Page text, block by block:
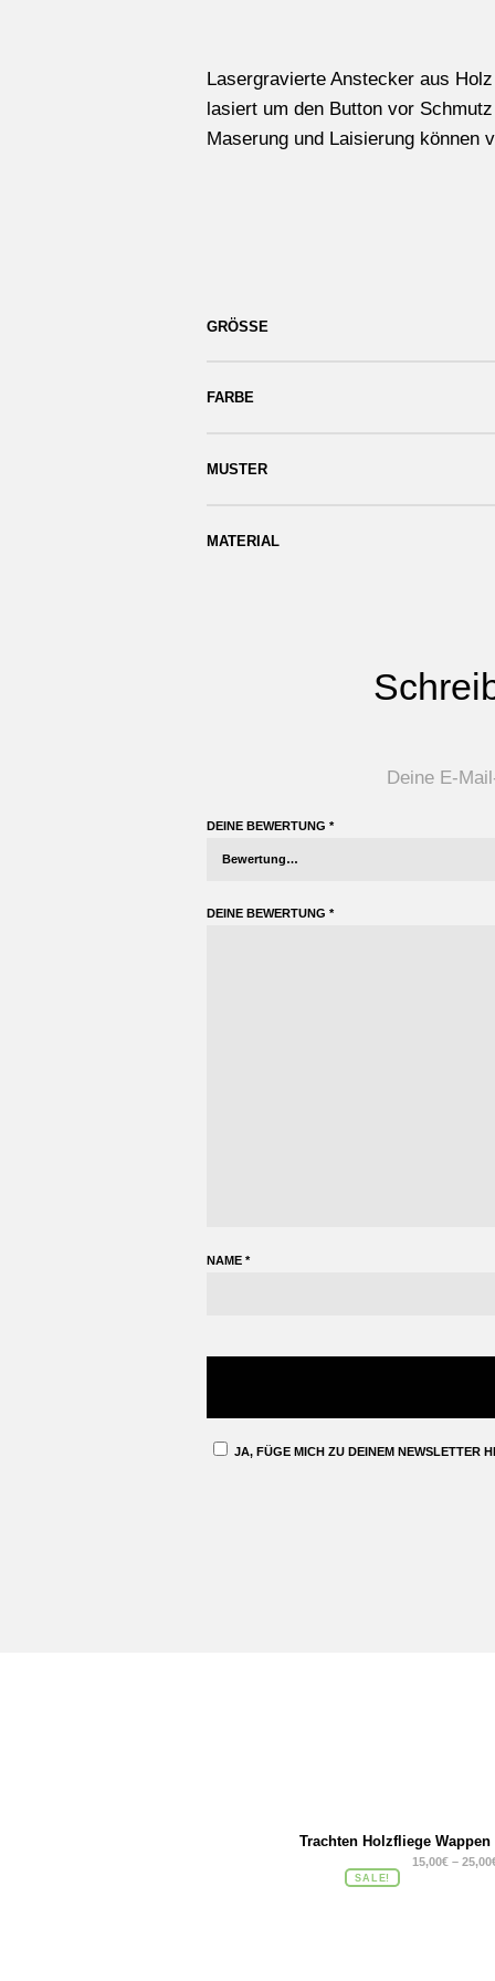
Lasergravierte Anstecker aus
lasiert um den Button vor
Maserung und Laisierung können
GRÖSSE
FARBE
MUSTER
MATERIAL
Deine E-
DEINE BEWERTUNG *
DEINE BEWERTUNG *
NAME *
JA, FÜGE MICH ZU DEINEM NEWSLETTER
Trachten Holzfliege
SALE!
15,00€ –25,00